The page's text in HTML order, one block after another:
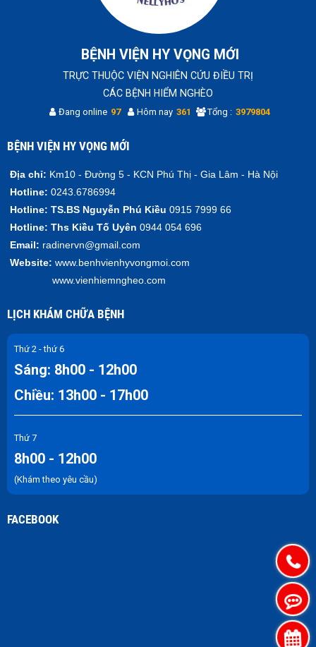
BỆNH VIỆN HY VỌNG MỚI
TRỰC THUỘC VIỆN NGHIÊN CỨU ĐIỀU TRỊ
CÁC BỆNH HIỂM NGHÈO
Đang online 97 Hôm nay 361 Tổng : 3979804
BỆNH VIỆN HY VỌNG MỚI
Địa chỉ: Km10 - Đường 5 - KCN Phú Thị - Gia Lâm - Hà Nội
Hotline: 0243.6786994
Hotline: TS.BS Nguyễn Phú Kiều 0915 7999 66
Hotline: Ths Kiều Tố Uyên 0944 054 696
Email: radinervn@gmail.com
Website: www.benhvienhyvongmoi.com
www.vienhiemngheo.com
LỊCH KHÁM CHỮA BỆNH
Thứ 2 - thứ 6
Sáng: 8h00 - 12h00
Chiều: 13h00 - 17h00
Thứ 7
8h00 - 12h00
(Khám theo yêu cầu)
FACEBOOK